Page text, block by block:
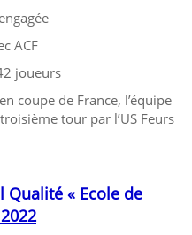
ACF
joueurs
coupe de France, l’équipe
tour par l’US Feurs
Qualité « Ecole de